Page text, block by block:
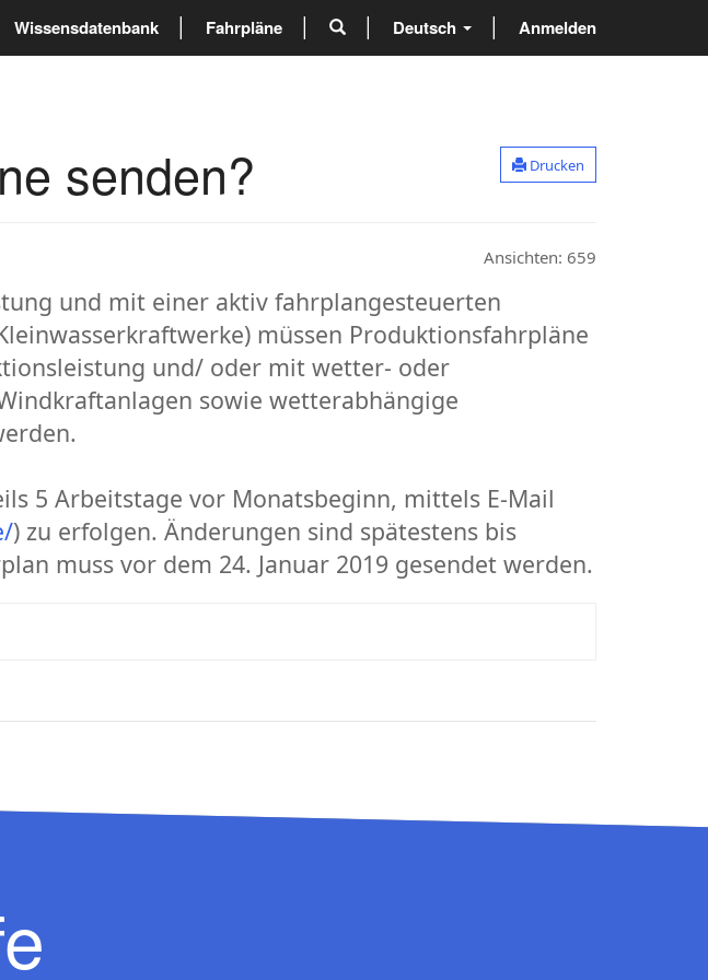
Wissensdatenbank Fahrpläne Deutsch Anmelden
Drucken
senden?
Ansichten: 659
und mit einer aktiv fahrplangesteuerten
müssen Produktionsfahrpläne
und/ oder mit wetter- oder
sowie wetterabhängige
5 Arbeitstage vor Monatsbeginn, mittels E-Mail
) zu erfolgen. Änderungen sind spätestens bis
muss vor dem 24. Januar 2019 gesendet werden.